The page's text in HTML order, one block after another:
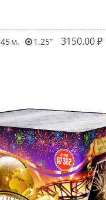
45 1.25 3150.00₽